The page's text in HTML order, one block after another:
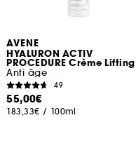
AVENE
HYALURON ACTIV
PROCEDURE Crème Lifting
Anti âge
49
55,00€
183,33€ / 100ml